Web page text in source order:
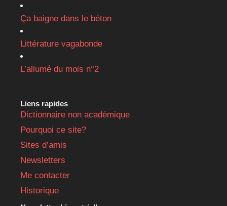
Ça baigne dans le béton
Littérature vagabonde
L’allumé du mois n°2
Liens rapides
Dictionnaire non académique
Pourquoi ce site?
Sites d’amis
Newsletters
Me contacter
Historique